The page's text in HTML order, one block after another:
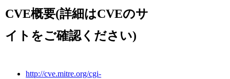
CVE概要(詳細はCVEのサ
イトをご確認ください)
http://cve.mitre.org/cgi-